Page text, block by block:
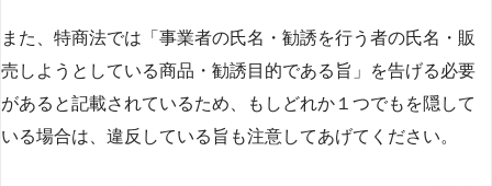
また、特商法では「事業者の氏名・勧誘を行う者の氏名・販
売しようとしている商品・勧誘目的である旨」を告げる必要
があると記載されているため、もしどれか１つでもを隠して
いる場合は、違反している旨も注意してあげてください。